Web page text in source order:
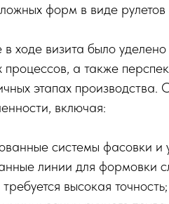
форм в виде рулетов
ходе визита было
процессов, а также
этапах
включая:
системы фасовки и
линии для формовки
высокая точность;